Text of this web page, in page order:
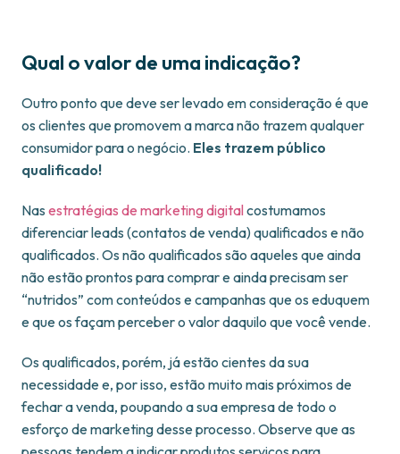
Qual o valor de uma indicação?
Outro ponto que deve ser levado em consideração é que
os clientes que promovem a marca não trazem qualquer
consumidor para o negócio. Eles trazem público
qualificado!
Nas estratégias de marketing digitalcostumamos
diferenciar leads (contatos de venda) qualificados e não
qualificados. Os não qualificados são aqueles que ainda
não estão prontos para comprar e ainda precisam ser
“nutridos” com conteúdos e campanhas que os eduquem
e que os façam perceber o valor daquilo que você vende.
Os qualificados, porém, já estão cientes da sua
necessidade e, por isso, estão muito mais próximos de
fechar a venda, poupando a sua empresa de todo o
esforço de marketing desse processo. Observe que as